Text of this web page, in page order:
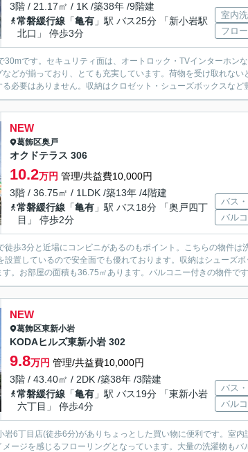
3階 / 21.17㎡ / 1K /築38年 /9階建
常磐緩行線 「亀有 」駅 バス25分 「新小岩駅
北口」 停歩3分
室内
フロ
です。セキュリティ面は、オートロック・TVインターホン
どが揃っており、とても充実しています。荷物を受け取れな
必要はありません。収納はクロゼット・シューズボックスなど
NEW
葛飾区奥戸
オクドテラス 306
10.2万円 管理/共益費10,000円
3階 / 36.75㎡ / 1LDK /築13年 /4階建
常磐緩行線 「亀有 」駅 バス18分 「奥戸四丁
目」 停歩2分
バス
バル
徒歩3分と近場にコンビニがあるのもポイント。こちらの物件
設置しているので安全面でも優れております。収納はシューズ
。お部屋の面積も36.75㎡あります。バルコニー付きの物件で
NEW
葛飾区東新小岩
KODAヒルズ東新小岩 302
9.8万円 管理/共益費10,000円
3階 / 43.40㎡ / 2DK /築38年 /3階建
常磐緩行線 「亀有 」駅 バス19分 「東新小岩
六丁目」 停歩4分
バス
バル
岩6丁目店(徒歩6分)がありちょっとした買い物に便利です。室
ージを感じるフローリングとなっています。大量の洗濯物も